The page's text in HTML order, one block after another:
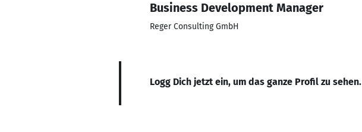
Business Development Manager
Reger Consulting GmbH
Logg Dich jetzt ein, um das ganze Profil zu sehen.